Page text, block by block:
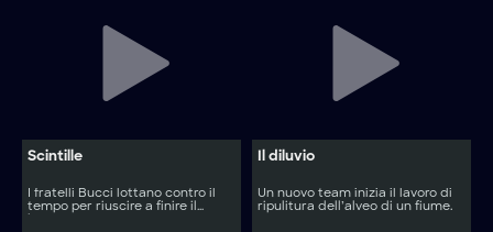
Scintille
I fratelli Bucci lottano contro il
tempo per riuscire a finire il
Il diluvio
Un nuovo team inizia il lavoro di
ripulitura dell’alveo di un fiume.